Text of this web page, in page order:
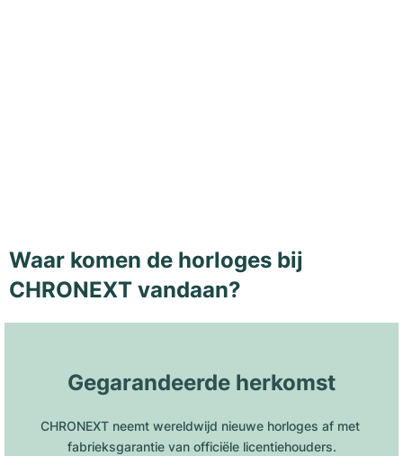
Waar komen de horloges bij
CHRONEXT vandaan?
Gegarandeerde herkomst
CHRONEXT neemt wereldwijd nieuwe horloges af met
fabrieksgarantie van officiële licentiehouders.